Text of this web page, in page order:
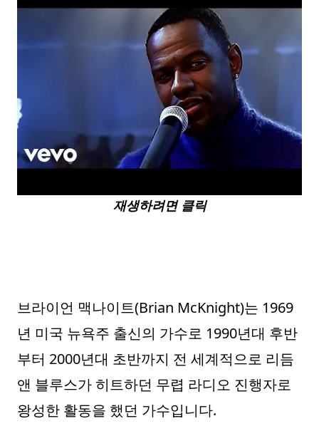
재생하려면 클릭
브라이언 맥나이트(Brian McKnight)는 1969
년 미국 뉴욕주 출신의 가수로 1990년대 후반
부터 2000년대 초반까지 전 세계적으로 리듬
앤 블루스가 히트하던 무렵 라디오 진행자로
왕성한 활동을 했던 가수입니다.